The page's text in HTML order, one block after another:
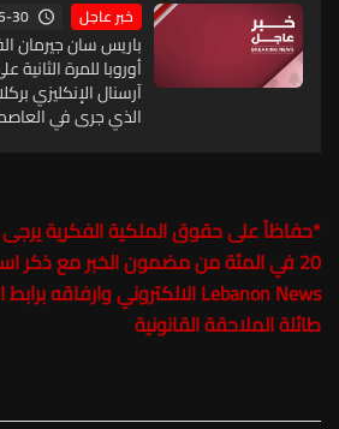
خبر عاجل 30
باريس سان جيرمان
أوروبا للمرة
آرسنال الإنكليزي
الذي جرى في
*حفاظاً على حقوق الملكية الفكرية
20 في المئة من مضمون الخبر مع ذكر اسم موقع الـ
Lebanon News
طائلة الملاحقة القانونية